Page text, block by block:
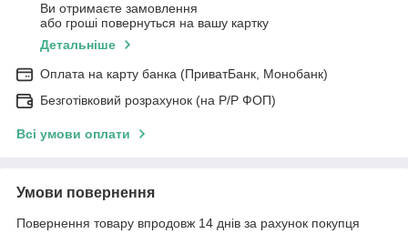
Ви отримаєте замовлення
або гроші повернуться на вашу картку
Детальніше
Оплата на карту банка (ПриватБанк, Монобанк)
Безготівковий розрахунок (на Р/Р ФОП)
Всі умови оплати
Умови повернення
Повернення товару впродовж 14 днів за рахунок покупця